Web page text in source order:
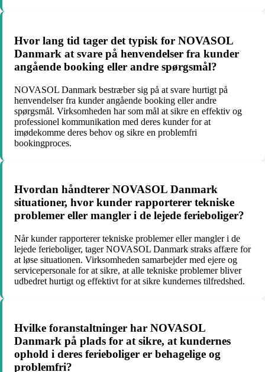
Hvor lang tid tager det typisk for NOVASOL
Danmark at svare på henvendelser fra kunder
angående booking eller andre spørgsmål?
NOVASOL Danmark bestræber sig på at svare hurtigt på
henvendelser fra kunder angående booking eller andre
spørgsmål. Virksomheden har som mål at sikre en effektiv og
professionel kommunikation med deres kunder for at
imødekomme deres behov og sikre en problemfri
bookingproces.
Hvordan håndterer NOVASOL Danmark
situationer, hvor kunder rapporterer tekniske
problemer eller mangler i de lejede ferieboliger?
Når kunder rapporterer tekniske problemer eller mangler i de
lejede ferieboliger, tager NOVASOL Danmark straks affære for
at løse situationen. Virksomheden samarbejder med ejere og
servicepersonale for at sikre, at alle tekniske problemer bliver
udbedret hurtigt og effektivt for at sikre kundernes tilfredshed.
Hvilke foranstaltninger har NOVASOL
Danmark på plads for at sikre, at kundernes
ophold i deres ferieboliger er behagelige og
problemfri?